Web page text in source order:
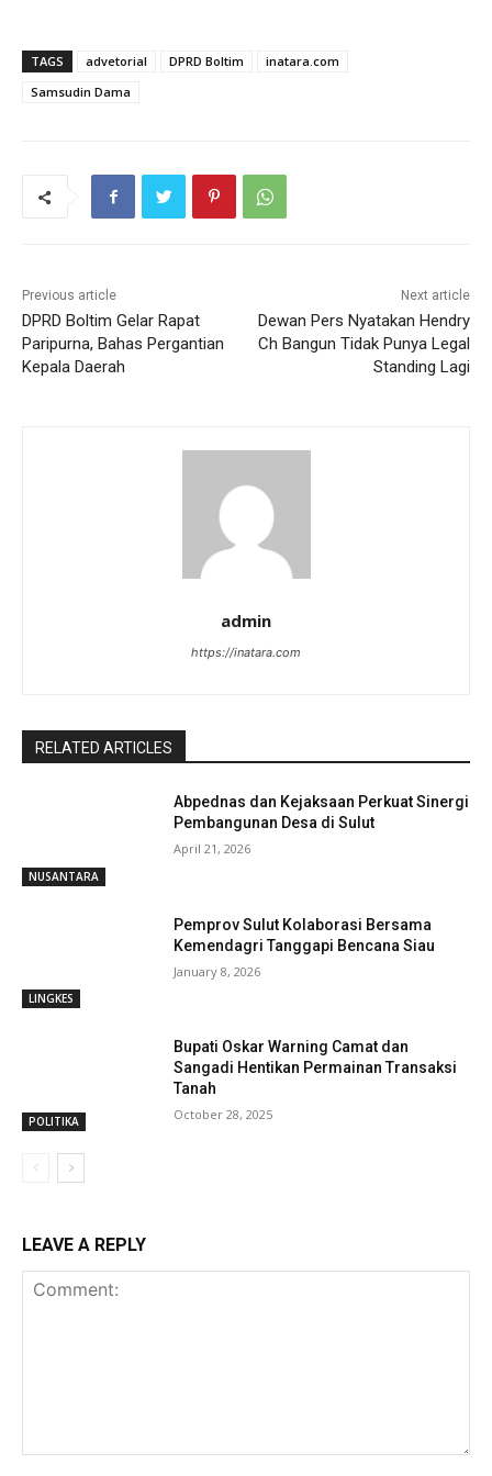
TAGS advetorial DPRD Boltim
inatara.com
Samsudin Dama
Previous article
DPRD Boltim Gelar Rapat
Paripurna, Bahas Pergantian
Kepala Daerah
Next article
Dewan Pers Nyatakan Hendry
Ch Bangun Tidak Punya Legal
Standing Lagi
admin
https://inatara.com
RELATED ARTICLES
NUSANTARA
Abpednas dan Kejaksaan Perkuat Sinergi
Pembangunan Desa di Sulut
April 21, 2026
LINGKES
Pemprov Sulut Kolaborasi Bersama
Kemendagri Tanggapi Bencana Siau
January 8, 2026
POLITIKA
Bupati Oskar Warning Camat dan
Sangadi Hentikan Permainan Transaksi
Tanah
October 28, 2025
LEAVE A REPLY